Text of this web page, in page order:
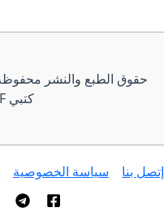
كتبي PDF
إتصل بنا سياسة الخصوصية